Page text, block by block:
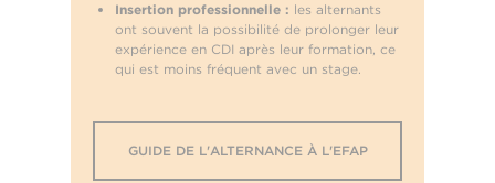
Insertion professionnelle : les alternants
ont souvent la possibilité de prolonger leur
expérience en CDI après leur formation, ce
qui est moins fréquent avec un stage.
GUIDE DE L'ALTERNANCE À L'EFAP